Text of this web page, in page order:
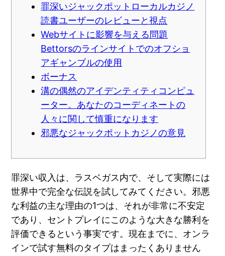
罪深いジャックポットローカルカジノ
読書ユーザーのレビューと視点
Webサイトに影響を与える問題
Bettorsのラインサイトでのオフショ
アギャンブルの使用
ボーナス
溝の偶然のアイデンティティコンピュ
ーター。あなたのコーディネートの
人々に関して慎重になります
邪悪なジャックポットカジノの意見
罪深い収入は、ラスベガス内で、そして実際には
世界中で完全な伝説を試してみてください。邪悪
な利益の主な理由の1つは、それが非常に不安定
であり、セントプレイにこのような大きな勝利を
評価できるという事実です。現在までに、オンラ
インで試す無料のタイプはまったくありません